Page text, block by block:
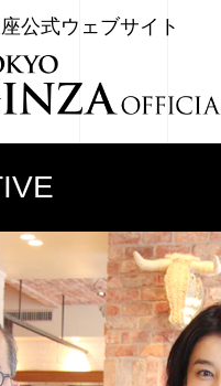
公式ウェブサイト